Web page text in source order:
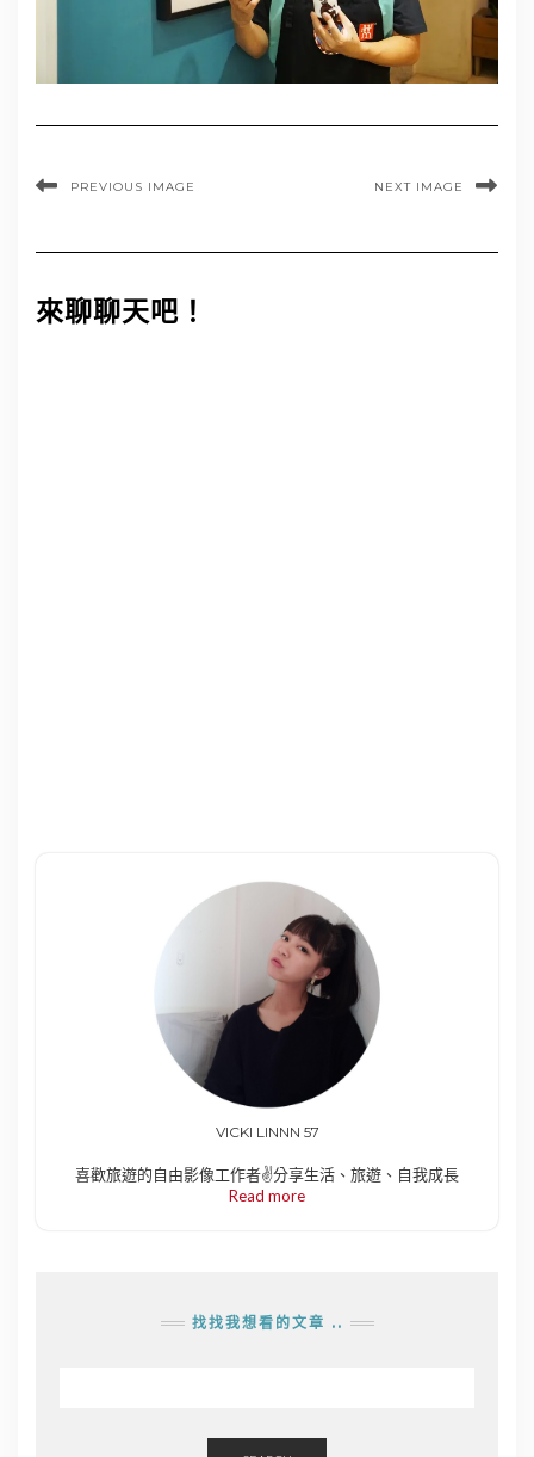
PREVIOUS IMAGE NEXT IMAGE
來聊聊天吧！
VICKI LINNN 57
喜歡旅遊的自由影像工作者✌️分享生活、旅遊、自我成長
Read more
找找我想看的文章 ..